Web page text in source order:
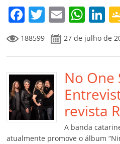
F
a
c
e
b
o
o
k
T
w
itt
er
E
m
ai
l
W
h
at
s
A
p
p
Li
n
k
e
dI
n
188599 27 de julho de
No One
revista
A banda
atualmente promove o álbum